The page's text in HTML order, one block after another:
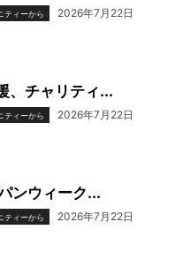
ティーから 2026年7月22日
、チャリティ...
ティーから 2026年7月22日
ンウィーク...
ティーから 2026年7月22日